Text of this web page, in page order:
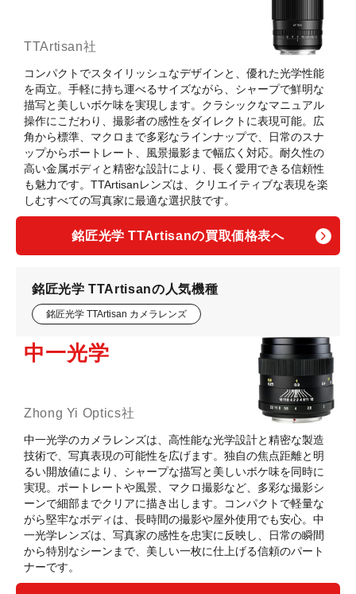
TTArtisan社
コンパクトでスタイリッシュなデザインと、優れた光学性能
を両立。手軽に持ち運べるサイズながら、シャープで鮮明な
描写と美しいボケ味を実現します。クラシックなマニュアル
操作にこだわり、撮影者の感性をダイレクトに表現可能。広
角から標準、マクロまで多彩なラインナップで、日常のスナ
ップからポートレート、風景撮影まで幅広く対応。耐久性の
高い金属ボディと精密な設計により、長く愛用できる信頼性
も魅力です。TTArtisanレンズは、クリエイティブな表現を楽
しむすべての写真家に最適な選択肢です。
銘匠光学 TTArtisanの買取価格表へ
銘匠光学 TTArtisanの人気機種
銘匠光学 TTArtisan カメラレンズ
中一光学
Zhong Yi Optics社
中一光学のカメラレンズは、高性能な光学設計と精密な製造
技術で、写真表現の可能性を広げます。独自の焦点距離と明
るい開放値により、シャープな描写と美しいボケ味を同時に
実現。ポートレートや風景、マクロ撮影など、多彩な撮影シ
ーンで細部までクリアに描き出します。コンパクトで軽量な
がら堅牢なボディは、長時間の撮影や屋外使用でも安心。中
一光学レンズは、写真家の感性を忠実に反映し、日常の瞬間
から特別なシーンまで、美しい一枚に仕上げる信頼のパート
ナーです。